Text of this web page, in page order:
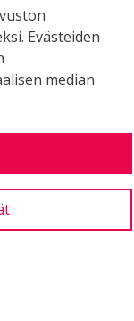
Evästeiden
median
maahan